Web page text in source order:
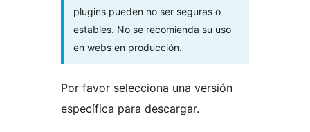
plugins pueden no ser seguras o
estables. No se recomienda su uso
en webs en producción.
Por favor selecciona una versión
específica para descargar.